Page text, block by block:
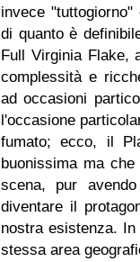
invece
di quanto è
Full Virginia Flake,
complessità e
ad occasioni
l'occasione
fumato; ecco, il
buonissima ma
scena, pur
diventare il
nostra esistenza.
stessa area